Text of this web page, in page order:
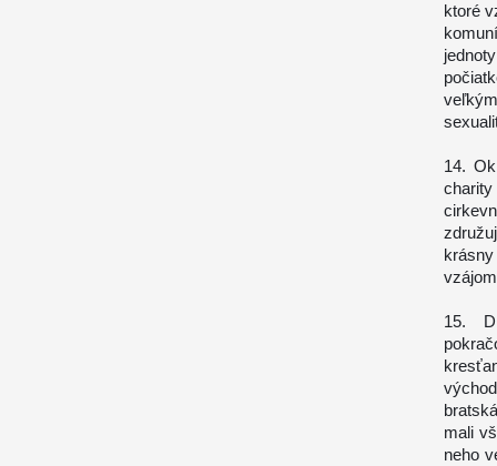
ktoré
14.
15.
mali
neho